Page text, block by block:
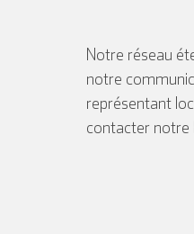
Notre réseau
notre
représentant
contacter notre